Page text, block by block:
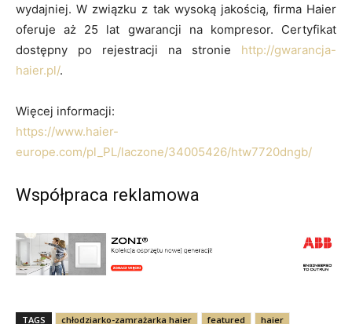
wydajniej. W związku z tak wysoką jakością, firma Haier
oferuje aż 25 lat gwarancji na kompresor. Certyfikat
dostępny po rejestracji na stronie http://gwarancja-
haier.pl/.
Więcej informacji:
https://www.haier-
europe.com/pl_PL/laczone/34005426/htw7720dngb/
Współpraca reklamowa
TAGS chłodziarko-zamrażarka haier featured haier